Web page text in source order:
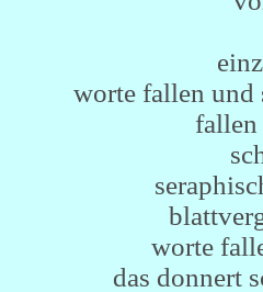
worte fallen und
worte
das donnert